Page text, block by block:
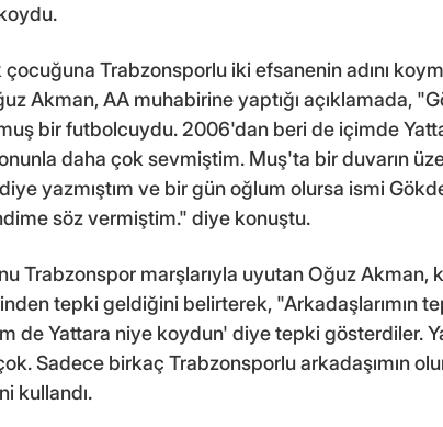
çocuğuna Trabzonsporlu iki efsanenin adını
Akman, AA muhabirine yaptığı açıklamada,
bir futbolcuydu. 2006'dan beri de içimde
daha çok sevmiştim. Muş'ta bir duvarın
yazmıştım ve bir gün oğlum olursa ismi
söz vermiştim." diye konuştu.
Trabzonspor marşlarıyla uyutan Oğuz Akman,
tepki geldiğini belirterek, "Arkadaşlarımın
de Yattara niye koydun' diye tepki gösterdiler.
Sadece birkaç Trabzonsporlu arkadaşımın
kullandı.